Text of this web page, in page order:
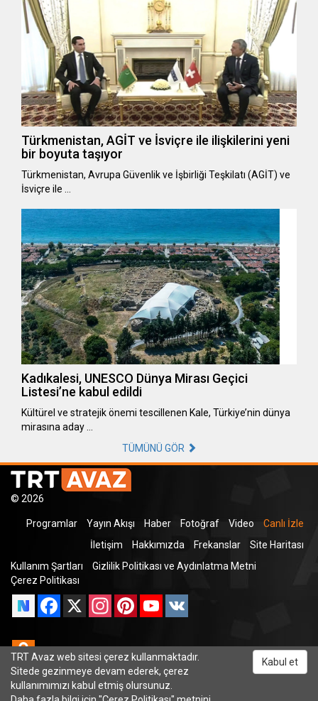
Türkmenistan, AGİT ve İsviçre ile ilişkilerini yeni
bir boyuta taşıyor
Türkmenistan, Avrupa Güvenlik ve İşbirliği Teşkilatı (AGİT) ve
İsviçre ile …
Kadıkalesi, UNESCO Dünya Mirası Geçici
Listesi’ne kabul edildi
Kültürel ve stratejik önemi tescillenen Kale, Türkiye’nin dünya
mirasına aday …
TÜMÜNÜ GÖR
© 2026
Programlar Yayın Akışı Haber Fotoğraf Video
Canlı İzle
İletişim
Hakkımızda Frekanslar
Site Haritası
Kullanım Şartları
Gizlilik Politikası ve Aydınlatma Metni
Çerez Politikası
Facebook
X InstagramPinterestYouTube
Odnoklassniki
TRT Avaz web sitesi çerez kullanmaktadır.
Sitede gezinmeye devam ederek, çerez
kullanımımızı kabul etmiş olursunuz.
Kabul et